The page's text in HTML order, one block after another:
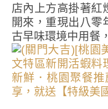
店內上方高掛著紅
開來，重現出八零
古早味環境中用餐